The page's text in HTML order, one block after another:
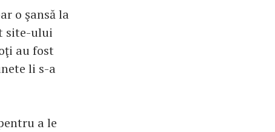
o şansă la
site-ului
au fost
li s-a
a le